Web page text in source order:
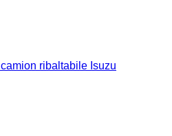
camion ribaltabile Isuzu